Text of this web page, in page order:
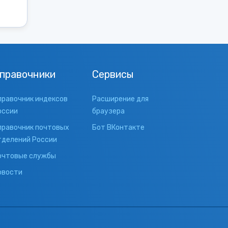
индексов
почтовых
России
службы
Сервисы
Расширение для
браузера
Бот ВКонтакте